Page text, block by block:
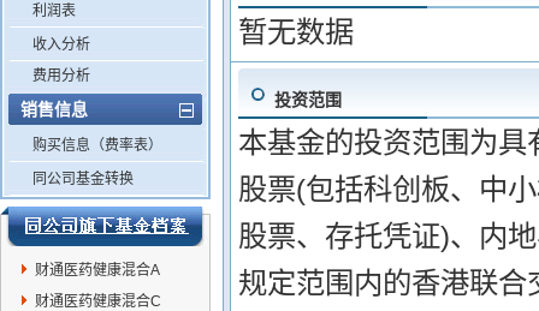
利润表
收入分析
费用分析
销售信息
购买信息（费率表）
同公司基金转换
财通医药健康混合A
财通医药健康混合C
暂无数据
投资范围
本基金的投资范围为
股票(包括科创板、中
股票、存托凭证)、内
规定范围内的香港联合